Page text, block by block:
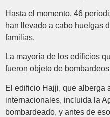
Hasta el momento, 46
han llevado a cabo huelgas
familias.
La mayoría de los edificios
fueron objeto de
El edificio Hajji, que alberga
internacionales, incluida la
bombardeado, y antes de